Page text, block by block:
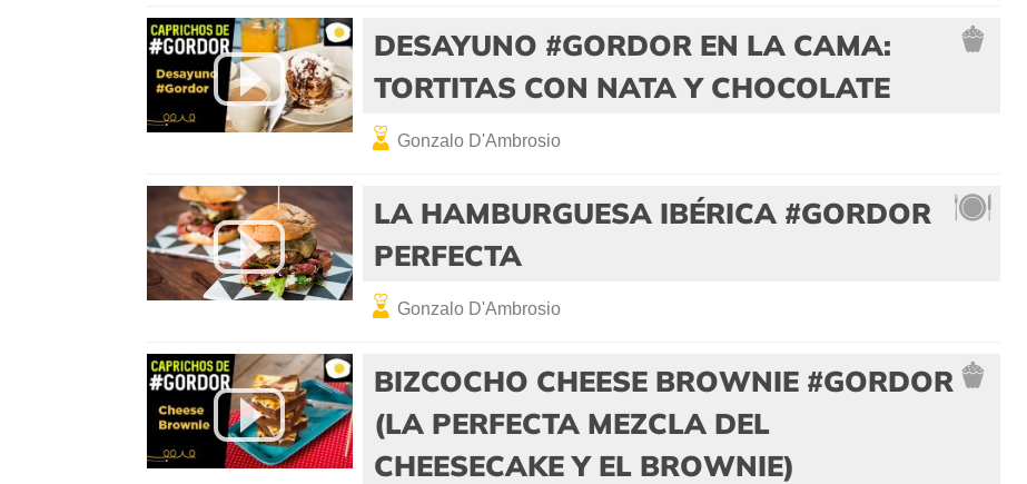
DESAYUNO #GORDOR EN LA CAMA:
TORTITAS CON NATA Y CHOCOLATE
Gonzalo D'Ambrosio
LA HAMBURGUESA IBÉRICA #GORDOR
PERFECTA
Gonzalo D'Ambrosio
BIZCOCHO CHEESE BROWNIE #GORDOR
(LA PERFECTA MEZCLA DEL
CHEESECAKE Y EL BROWNIE)